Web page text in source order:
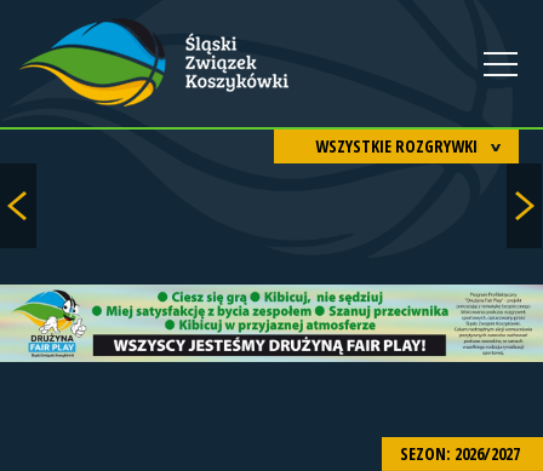
WSZYSTKIE ROZGRYWKI
SEZON: 2026/2027